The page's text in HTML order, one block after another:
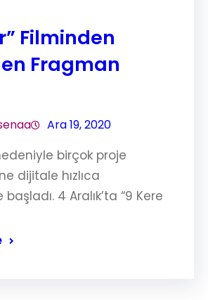
Filminden
Fragman
Ara 19, 2020
birçok proje
dijitale hızlıca
4 Aralık’ta “9 Kere